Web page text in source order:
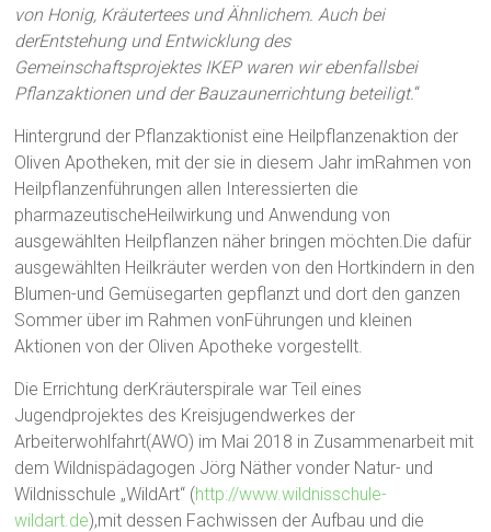
von Honig, Kräutertees und Ähnlichem. Auch bei
derEntstehung und Entwicklung des
Gemeinschaftsprojektes IKEP waren wir ebenfallsbei
Pflanzaktionen und der Bauzaunerrichtung beteiligt.“
Hintergrund der Pflanzaktionist eine Heilpflanzenaktion der
Oliven Apotheken, mit der sie in diesem Jahr imRahmen von
Heilpflanzenführungen allen Interessierten die
pharmazeutischeHeilwirkung und Anwendung von
ausgewählten Heilpflanzen näher bringen möchten.Die dafür
ausgewählten Heilkräuter werden von den Hortkindern in den
Blumen-und Gemüsegarten gepflanzt und dort den ganzen
Sommer über im Rahmen vonFührungen und kleinen
Aktionen von der Oliven Apotheke vorgestellt.
Die Errichtung derKräuterspirale war Teil eines
Jugendprojektes des Kreisjugendwerkes der
Arbeiterwohlfahrt(AWO) im Mai 2018 in Zusammenarbeit mit
dem Wildnispädagogen Jörg Näther vonder Natur- und
Wildnisschule „WildArt“ (http://www.wildnisschule-
wildart.de),mit dessen Fachwissen der Aufbau und die